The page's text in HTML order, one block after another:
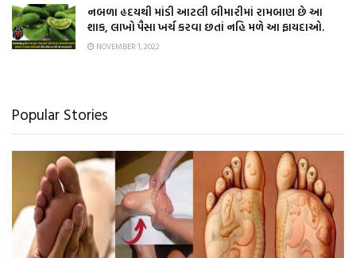
નબળા હૃદયથી માંડી આટલી બીમારીમાં રામબાણ છે આ
શાક, લાખો પૈસા ખર્ચ કરવા છતાં નહિ મળે આ ફાયદાઓ.
NOVEMBER 1, 2022
Popular Stories